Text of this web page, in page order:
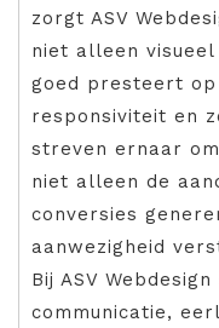
zorgt ASV
niet alleen
goed presteert
responsiviteit en
streven ernaar
niet alleen de
conversies
aanwezigheid
Bij ASV
communicatie,